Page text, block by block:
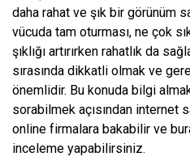
daha rahat ve şık bir görünüm
vücuda tam oturması, ne çok
şıklığı artırırken rahatlık da
sırasında dikkatli olmak ve
önemlidir. Bu konuda bilgi
sorabilmek açısından internet
online firmalara bakabilir ve
inceleme yapabilirsiniz.